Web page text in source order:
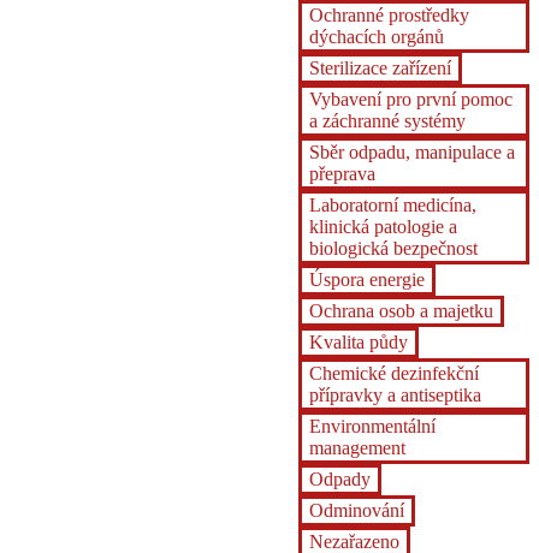
Ochranné prostředky
dýchacích orgánů
Sterilizace zařízení
Vybavení pro první pomoc
a záchranné systémy
Sběr odpadu, manipulace a
přeprava
Laboratorní medicína,
klinická patologie a
biologická bezpečnost
Úspora energie
Ochrana osob a majetku
Kvalita půdy
Chemické dezinfekční
přípravky a antiseptika
Environmentální
management
Odpady
Odminování
Nezařazeno